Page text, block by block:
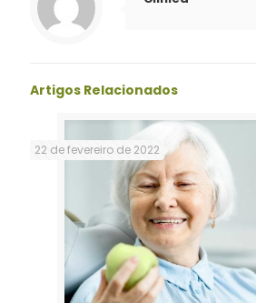
Artigos Relacionados
22 de fevereiro de 2022